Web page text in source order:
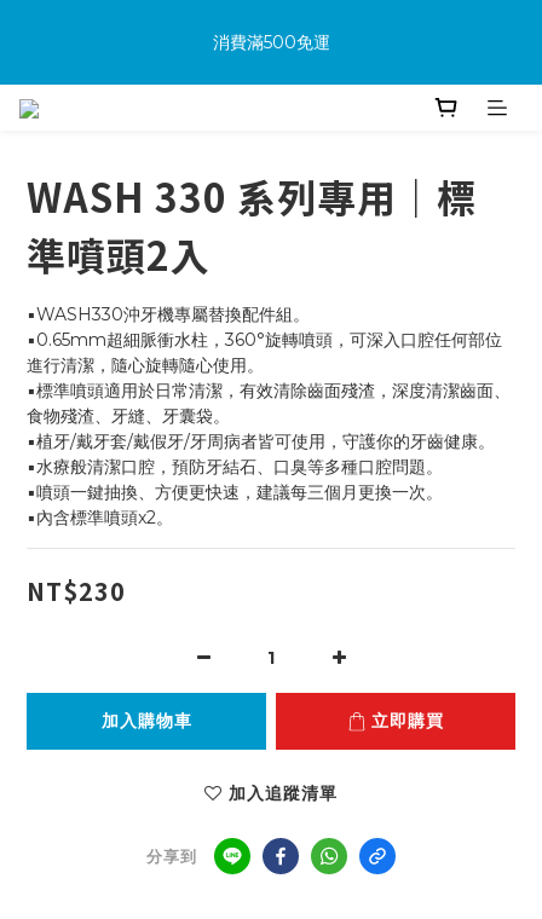
消費滿500免運
🔥購買商品並上網填寫完整保固資料贈100購物金(填保固前須先
WASH 330 系列專用｜標
準噴頭2入
▪️WASH330沖牙機專屬替換配件組。
▪️0.65mm超細脈衝水柱，360°旋轉噴頭，可深入口腔任何部位
進行清潔，隨心旋轉隨心使用。
▪️標準噴頭適用於日常清潔，有效清除齒面殘渣，深度清潔齒面、
食物殘渣、牙縫、牙囊袋。
▪️植牙/戴牙套/戴假牙/牙周病者皆可使用，守護你的牙齒健康。
▪️水療般清潔口腔，預防牙結石、口臭等多種口腔問題。
▪️噴頭一鍵抽換、方便更快速，建議每三個月更換一次。
▪️內含標準噴頭x2。
NT$230
加入購物車 立即購買
加入追蹤清單
分享到